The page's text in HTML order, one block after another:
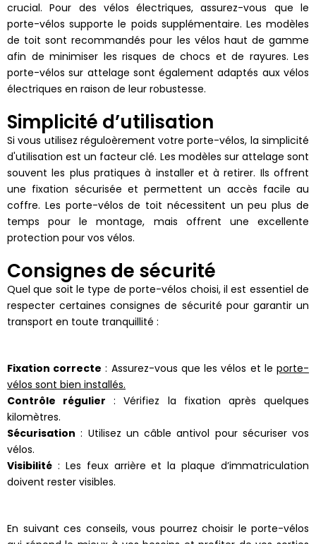
crucial. Pour des vélos électriques, assurez-vous que le
porte-vélos supporte le poids supplémentaire. Les modèles
de toit sont recommandés pour les vélos haut de gamme
afin de minimiser les risques de chocs et de rayures. Les
porte-vélos sur attelage sont également adaptés aux vélos
électriques en raison de leur robustesse.
Simplicité d’utilisation
Si vous utilisez réguloèrement votre porte-vélos, la simplicité
d'utilisation est un facteur clé. Les modèles sur attelage sont
souvent les plus pratiques à installer et à retirer. Ils offrent
une fixation sécurisée et permettent un accès facile au
coffre. Les porte-vélos de toit nécessitent un peu plus de
temps pour le montage, mais offrent une excellente
protection pour vos vélos.
Consignes de sécurité
Quel que soit le type de porte-vélos choisi, il est essentiel de
respecter certaines consignes de sécurité pour garantir un
transport en toute tranquillité :
Fixation correcte : Assurez-vous que les vélos et leporte-
vélos sont bien installés.
Contrôle régulier : Vérifiez la fixation après quelques
kilomètres.
Sécurisation : Utilisez un câble antivol pour sécuriser vos
vélos.
Visibilité : Les feux arrière et la plaque d’immatriculation
doivent rester visibles.
En suivant ces conseils, vous pourrez choisir le porte-vélos